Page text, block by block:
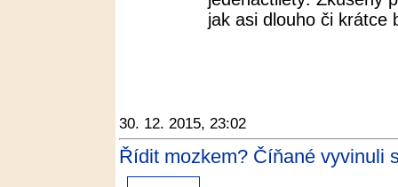
jak asi dlouho či krátce
30. 12. 2015, 23:02
Řídit mozkem? Číňané vyvinuli